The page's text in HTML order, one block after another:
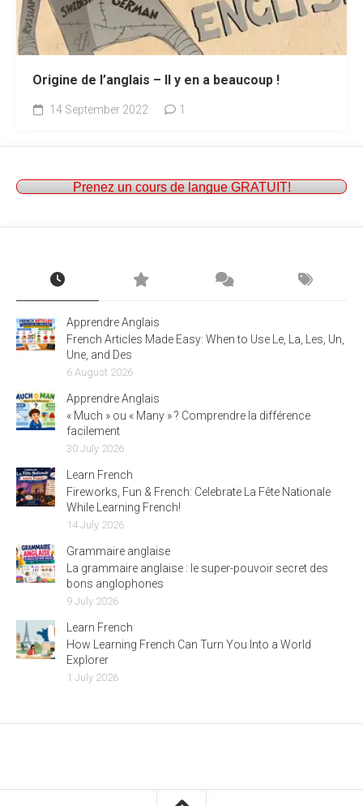
Origine de l’anglais – Il y en a beaucoup !
14 September 2022 1
Prenez un cours de langue GRATUIT!
Apprendre Anglais
French Articles Made Easy: When to Use Le, La, Les, Un,
Une, and Des
6 August 2026
Apprendre Anglais
« Much » ou « Many » ? Comprendre la différence
facilement
30 July 2026
Learn French
Fireworks, Fun & French: Celebrate La Fête Nationale
While Learning French!
14 July 2026
Grammaire anglaise
La grammaire anglaise : le super-pouvoir secret des
bons anglophones
9 July 2026
Learn French
How Learning French Can Turn You Into a World
Explorer
1 July 2026